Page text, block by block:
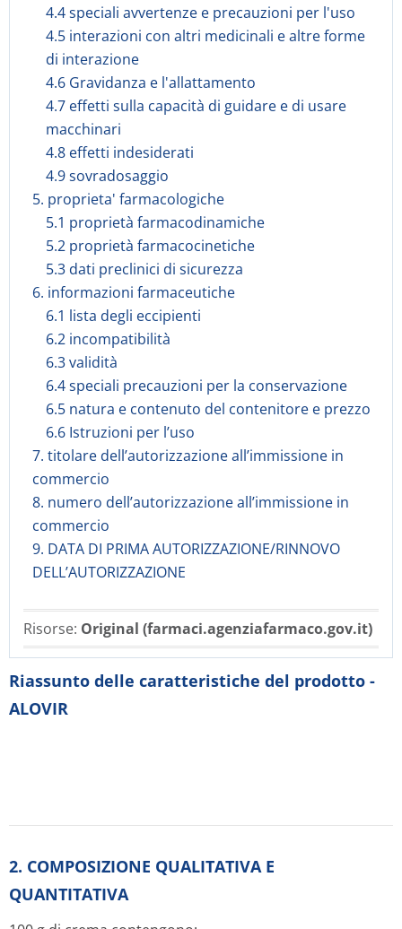
4.4 speciali avvertenze e precauzioni per l'uso
4.5 interazioni con altri medicinali e altre forme
di interazione
4.6 Gravidanza e l'allattamento
4.7 effetti sulla capacità di guidare e di usare
macchinari
4.8 effetti indesiderati
4.9 sovradosaggio
5. proprieta' farmacologiche
5.1 proprietà farmacodinamiche
5.2 proprietà farmacocinetiche
5.3 dati preclinici di sicurezza
6. informazioni farmaceutiche
6.1 lista degli eccipienti
6.2 incompatibilità
6.3 validità
6.4 speciali precauzioni per la conservazione
6.5 natura e contenuto del contenitore e prezzo
6.6 Istruzioni per l’uso
7. titolare dell’autorizzazione all’immissione in
commercio
8. numero dell’autorizzazione all’immissione in
commercio
9. DATA DI PRIMA AUTORIZZAZIONE/RINNOVO
DELL’AUTORIZZAZIONE
Risorse: Original (farmaci.agenziafarmaco.gov.it)
Riassunto delle caratteristiche del prodotto -
ALOVIR
2. COMPOSIZIONE QUALITATIVA E
QUANTITATIVA